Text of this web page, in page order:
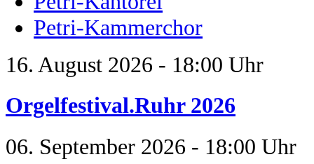
Petri-Kammerchor
16. August 2026 - 18:00 Uhr
Orgelfestival.Ruhr 2026
06. September 2026 - 18:00 Uhr